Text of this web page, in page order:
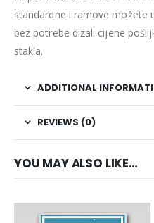
standardne i ramove možete
bez potrebe dizali cijene
stakla.
ADDITIONAL
REVIEWS (0)
YOU MAY ALSO LIKE…